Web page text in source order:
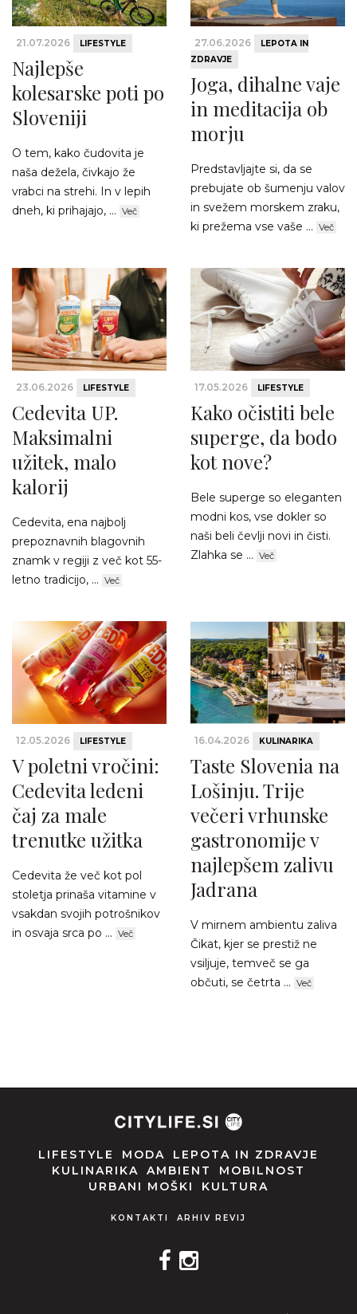
21.07.2026 LIFESTYLE
Najlepše
kolesarske poti po
Sloveniji
O tem, kako čudovita je
naša dežela, čivkajo že
vrabci na strehi. In v lepih
dneh, ki prihajajo, ... Več
27.06.2026
LEPOTA IN
ZDRAVJE
Joga, dihalne vaje
in meditacija ob
morju
Predstavljajte si, da se
prebujate ob šumenju valov
in svežem morskem zraku,
ki prežema vse vaše ... Več
23.06.2026 LIFESTYLE
Cedevita UP.
Maksimalni
užitek, malo
kalorij
Cedevita, ena najbolj
prepoznavnih blagovnih
znamk v regiji z več kot 55-
letno tradicijo, ... Več
17.05.2026 LIFESTYLE
Kako očistiti bele
superge, da bodo
kot nove?
Bele superge so eleganten
modni kos, vse dokler so
naši beli čevlji novi in čisti.
Zlahka se ... Več
12.05.2026 LIFESTYLE
V poletni vročini:
Cedevita ledeni
čaj za male
trenutke užitka
Cedevita že več kot pol
stoletja prinaša vitamine v
vsakdan svojih potrošnikov
in osvaja srca po ... Več
16.04.2026 KULINARIKA
Taste Slovenia na
Lošinju. Trije
večeri vrhunske
gastronomije v
najlepšem zalivu
Jadrana
V mirnem ambientu zaliva
Čikat, kjer se prestiž ne
vsiljuje, temveč se ga
občuti, se četrta ... Več
LIFESTYLE MODA
LEPOTA IN ZDRAVJE
KULINARIKA
AMBIENT
MOBILNOST
URBANI MOŠKI
KULTURA
KONTAKTI ARHIV REVIJ